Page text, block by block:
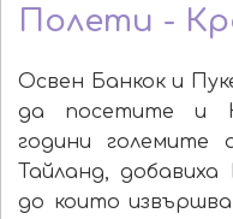
Полети -
Освен Банкок и
да посетите и
години големите
Тайланд,
до които